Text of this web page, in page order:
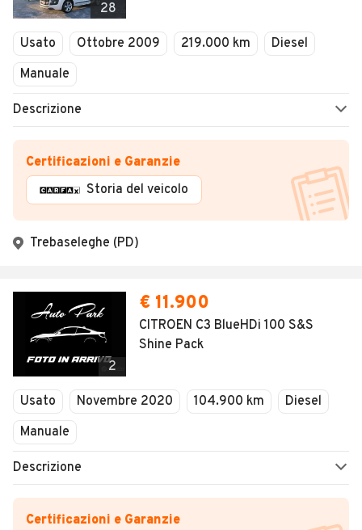
28
Usato Ottobre 2009 219.000 km
Diesel
Manuale
Descrizione
Certificazioni e Garanzie
Storia del veicolo
Trebaseleghe (PD)
2
€ 11.900
CITROEN C3 BlueHDi 100 S&S
Shine Pack
Usato Novembre 2020 104.900 km
Diesel
Manuale
Descrizione
Certificazioni e Garanzie